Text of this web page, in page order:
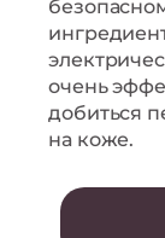
очень
добиться
на коже.